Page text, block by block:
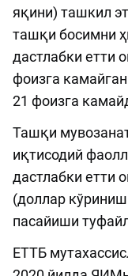
яқини) ташкил
ташқи босимни
дастлабки етти
фоизга
21 фоизга
Ташқи
иқтисодий
дастлабки етти
(доллар
пасайиши
ЕТТБ